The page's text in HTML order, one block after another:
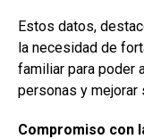
Estos datos,
la necesidad de
familiar para poder
personas y mejorar
Compromiso con